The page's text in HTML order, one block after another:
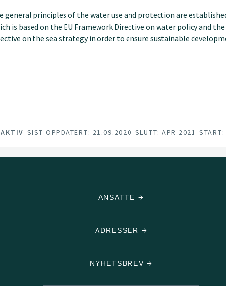
general principles of the water use and protection are
is based on the EU Framework Directive on water policy and
on the sea strategy in order to ensure sustainable
SIST OPPDATERT: 21.09.2020 SLUTT: APR 2021
ANSATTE
ADRESSER
NYHETSBREV